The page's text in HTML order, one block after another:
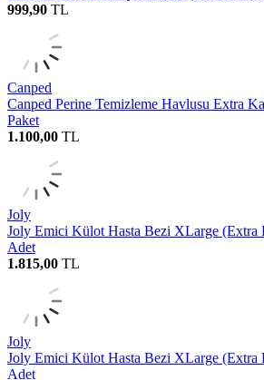
999,90 TL
Canped
Canped Perine Temizleme Havlusu Extra
Paket
1.100,00 TL
Joly
Joly Emici Külot Hasta Bezi XLarge
Adet
1.815,00 TL
Joly
Joly Emici Külot Hasta Bezi XLarge
Adet